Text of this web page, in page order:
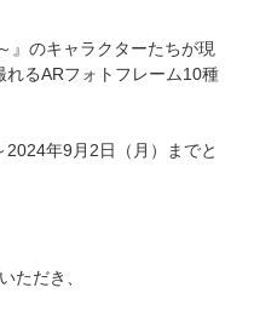
』のキャラクターたちが現
るARフォトフレーム10種
年9月2日（月）までと
ただき、